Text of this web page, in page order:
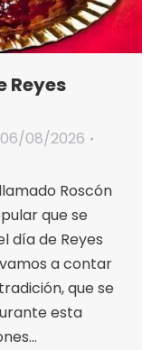
Reyes
06/08/2026
Roscón
que se
día de Reyes
a contar
que se
esta